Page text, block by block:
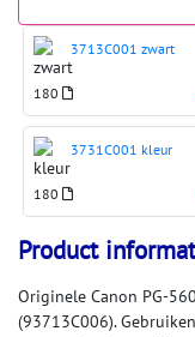
3713C001 zwart
180
3731C001 kleur
180
Product
Originele Canon PG-
(93713C006).